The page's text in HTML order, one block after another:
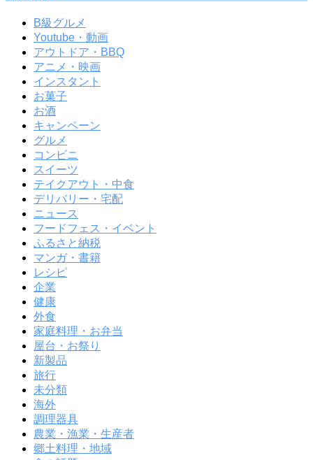
B級グルメ
Youtube・動画
アウトドア・BBQ
アニメ・映画
インスタント
お菓子
お酒
キャンペーン
グルメ
コンビニ
スイーツ
テイクアウト・中食
デリバリー・宅配
ニュース
フードフェス・イベント
ふるさと納税
マンガ・書籍
レシピ
企業
健康
外食
家庭料理・お弁当
屋台・お祭り
新製品
旅行
未分類
海外
調理器具
農業・漁業・生産者
郷土料理・地域